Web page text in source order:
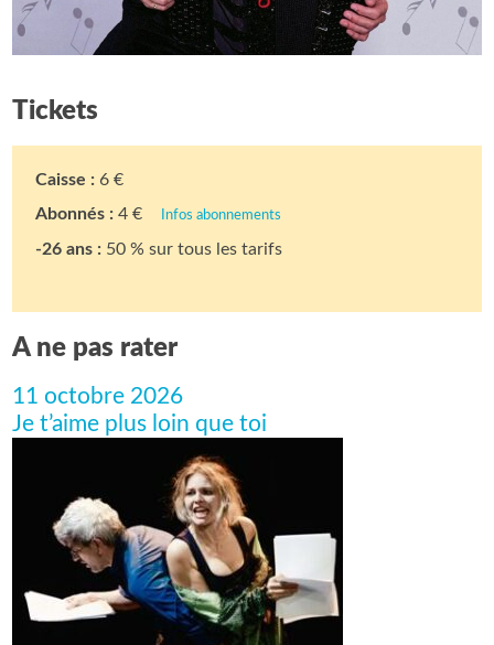
Tickets
Caisse : 6 €
Abonnés : 4 € Infos abonnements
-26 ans : 50 % sur tous les tarifs
A ne pas rater
11 octobre 2026
Je t’aime plus loin que toi